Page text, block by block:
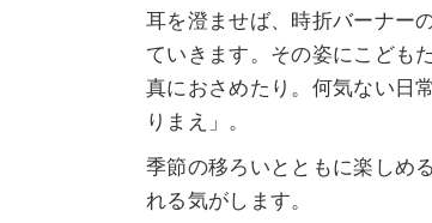
耳を澄ませば、時折バーナー
ていきます。その姿にこども
真におさめたり。何気ない日
りまえ」。
季節の移ろいとともに楽しめ
れる気がします。